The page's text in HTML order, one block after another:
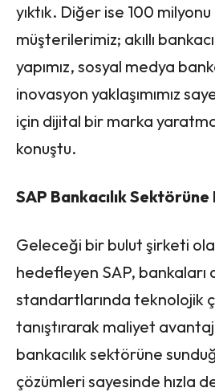
yıktık. Diğer ise 100
müşterilerimiz; akıllı
yapımız, sosyal medya
inovasyon yaklaşımımız
için dijital bir marka
konuştu.
SAP Bankacılık
Geleceği bir bulut şirketi
hedefleyen SAP, bankaları
standartlarında teknolojik
tanıştırarak maliyet
bankacılık sektörüne
çözümleri sayesinde hızla